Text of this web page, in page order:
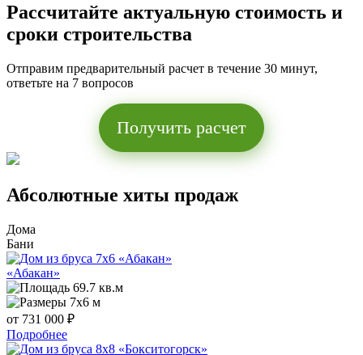
Рассчитайте актуальную стоимость и
сроки строительства
Отправим предварительный расчет в течение 30 минут,
ответьте на 7 вопросов
Получить расчет
Абсолютные хиты продаж
Дома
Бани
«Абакан»
69.7 кв.м
7x6 м
от 731 000 ₽
Подробнее